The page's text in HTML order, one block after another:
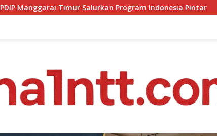
Program Indonesia Pintar Soroti Anggaran